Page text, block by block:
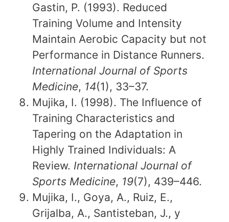
Gastin, P. (1993). Reduced
Training Volume and Intensity
Maintain Aerobic Capacity but not
Performance in Distance Runners.
International Journal of Sports
Medicine, 14(1), 33–37.
Mujika, I. (1998). The Influence of
Training Characteristics and
Tapering on the Adaptation in
Highly Trained Individuals: A
Review. International Journal of
Sports Medicine, 19(7), 439–446.
Mujika, I., Goya, A., Ruiz, E.,
Grijalba, A., Santisteban, J., y